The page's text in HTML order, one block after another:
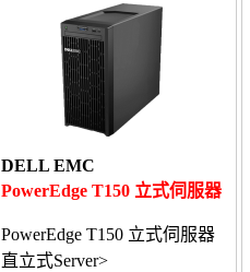
DELL EMC
PowerEdge T150 立式伺服器
PowerEdge T150 立式伺服器
直立式Server>